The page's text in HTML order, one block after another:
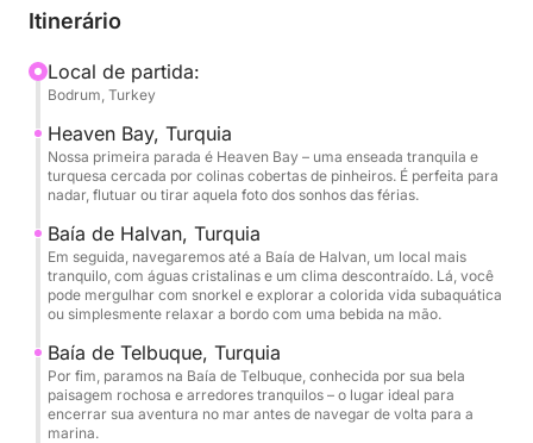
cobertas de pinheiros. É perfeita para nadar, flutuar
Em seguida, navegaremos até a Baía de Halvan, um
local mais tranquilo com águas cristalinas e um
clima descontraído. Aqui, você pode mergulhar com
snorkel e explorar a colorida vida subaquática ou
mão.
Finalmente, paramos na Baía de Telbuque,
conhecida por sua bela paisagem rochosa e
arredores tranquilos – o lugar ideal para encerrar
sua aventura marítima antes de retornarmos à
marina.
Itinerário
Local de partida:
Bodrum, Turkey
Heaven Bay, Turquia
Nossa primeira parada é Heaven Bay – uma enseada tranquila e
turquesa cercada por colinas cobertas de pinheiros. É perfeita para
nadar, flutuar ou tirar aquela foto dos sonhos das férias.
Baía de Halvan, Turquia
Em seguida, navegaremos até a Baía de Halvan, um local mais
tranquilo, com águas cristalinas e um clima descontraído. Lá, você
pode mergulhar com snorkel e explorar a colorida vida subaquática
ou simplesmente relaxar a bordo com uma bebida na mão.
Baía de Telbuque, Turquia
Por fim, paramos na Baía de Telbuque, conhecida por sua bela
paisagem rochosa e arredores tranquilos – o lugar ideal para
encerrar sua aventura no mar antes de navegar de volta para a
marina.